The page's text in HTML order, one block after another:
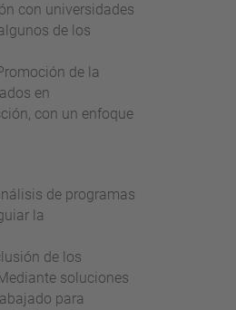
con universidades
de los
de la
en
con un enfoque
de programas
la
de los
soluciones
para